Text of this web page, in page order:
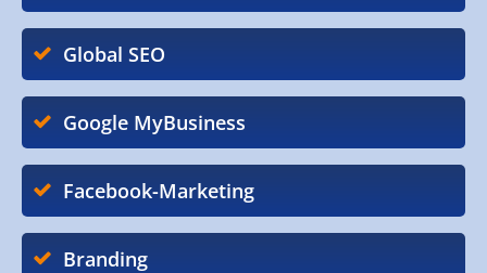
Global SEO
Google MyBusiness
Facebook-Marketing
Branding